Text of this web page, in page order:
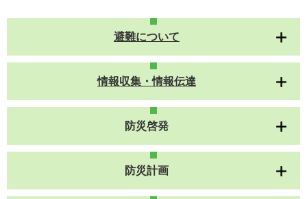
避難について
情報収集・情報伝達
防災啓発
防災計画